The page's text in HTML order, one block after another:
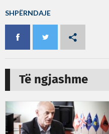
SHPËRNDAJE
Të ngjashme